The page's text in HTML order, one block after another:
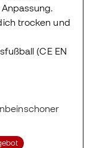
trocken und
(CE EN